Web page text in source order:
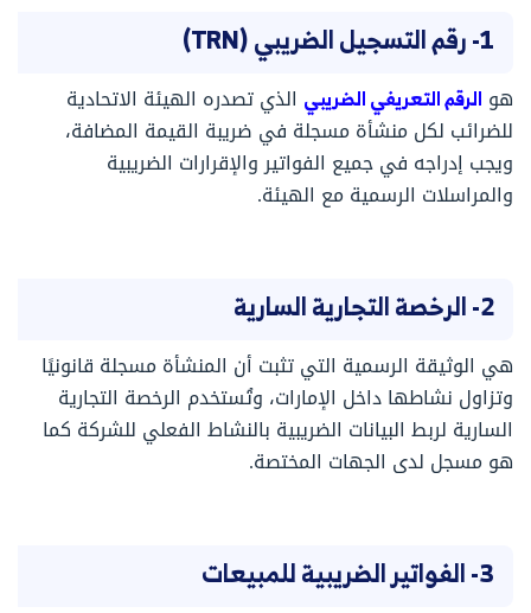
1- رقم التسجيل الضريبي (TRN)
هو الرقم التعريفي الضريبي الذي تصدره الهيئة الاتحادية
للضرائب لكل منشأة مسجلة في ضريبة القيمة المضافة،
ويجب إدراجه في جميع الفواتير والإقرارات الضريبية
والمراسلات الرسمية مع الهيئة.
2- الرخصة التجارية السارية
هي الوثيقة الرسمية التي تثبت أن المنشأة مسجلة قانونيًا
وتزاول نشاطها داخل الإمارات، وتُستخدم الرخصة التجارية
السارية لربط البيانات الضريبية بالنشاط الفعلي للشركة كما
هو مسجل لدى الجهات المختصة.
3- الفواتير الضريبية للمبيعات